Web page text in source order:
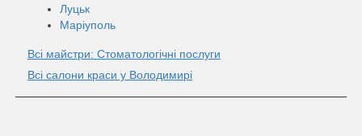
Луцьк
Маріуполь
Всі майстри: Стоматологічні послуги
Всі салони краси у Володимирі